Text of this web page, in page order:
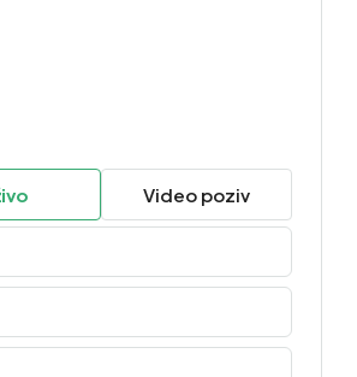
Video poziv